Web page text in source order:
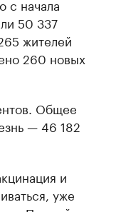
с начала
50 337
жителей
260 новых
Общее
— 46 182
и
уже